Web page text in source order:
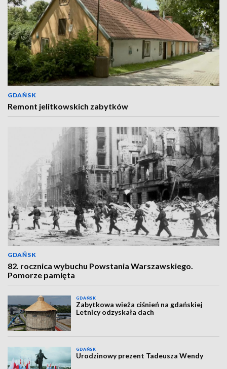
GDAŃSK
Remont jelitkowskich zabytków
GDAŃSK
82. rocznica wybuchu Powstania Warszawskiego.
Pomorze pamięta
GDAŃSK
Zabytkowa wieża ciśnień na gdańskiej
Letnicy odzyskała dach
GDAŃSK
Urodzinowy prezent Tadeusza Wendy